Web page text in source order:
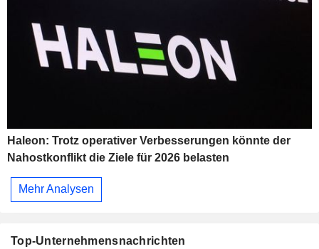
Haleon: Trotz operativer Verbesserungen könnte der
Nahostkonflikt die Ziele für 2026 belasten
Mehr Analysen
Top-Unternehmensnachrichten